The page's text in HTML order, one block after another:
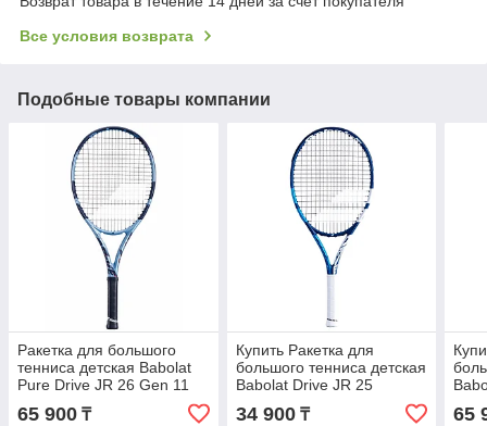
Все условия возврата
Подобные товары компании
Ракетка для большого
тенниса детская Babolat
Pure Drive JR 26 Gen 11
65 900 ₸
Купить Ракетка для
большого тенниса детская
Babolat Drive JR 25
34 900₸ 65